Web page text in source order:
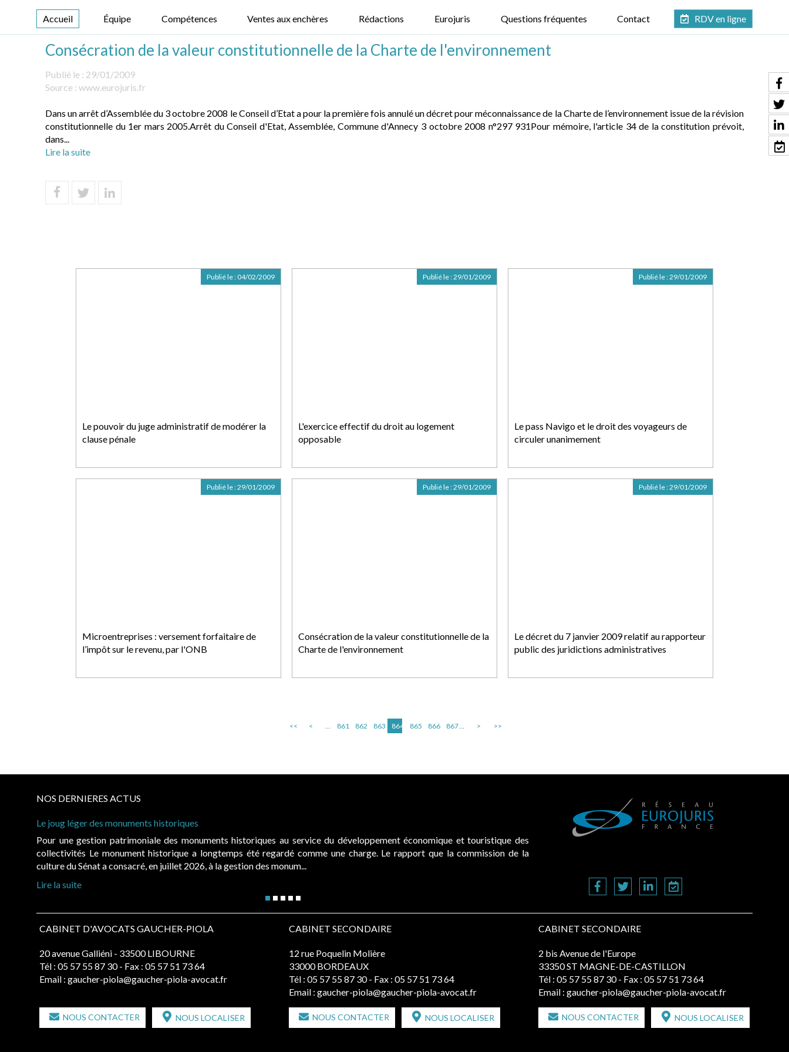
Accueil Équipe Compétences Ventes aux enchères Rédactions Eurojuris Questions fréquentes Contact RDV en ligne
Consécration de la valeur constitutionnelle de la Charte de l'environnement
Publié le : 29/01/2009
Source : www.eurojuris.fr
Dans un arrêt d’Assemblée du 3 octobre 2008 le Conseil d’Etat a pour la première fois annulé un décret pour méconnaissance de la Charte de l’environnement issue de la révision
constitutionnelle du 1er mars 2005.Arrêt du Conseil d'Etat, Assemblée, Commune d'Annecy 3 octobre 2008 n°297 931Pour mémoire, l'article 34 de la constitution prévoit,
dans...
Lire la suite
Le pouvoir du juge administratif de modérer la
clause pénale
Publié le : 04/02/2009
L'exercice effectif du droit au logement
opposable
Publié le :29/01/2009
Le pass Navigo et le droit des voyageurs de
circuler unanimement
Publié le :29/01/2009
Microentreprises : versement forfaitaire de
l’impôt sur le revenu, par l'ONB
Publié le :29/01/2009
Consécration de la valeur constitutionnelle de la
Charte de l'environnement
Publié le :29/01/2009
Le décret du 7 janvier 2009 relatif au rapporteur
public des juridictions administratives
Publié le :29/01/2009
<< < ... 861 862 863 864 865 866 867... > >>
NOS DERNIERES ACTUS
Le joug léger des monuments historiques
Pour une gestion patrimoniale des monuments historiques au service du développement économique et touristique des
collectivités Le monument historique a longtemps été regardé comme une charge. Le rapport que la commission de la
culture du Sénat a consacré, en juillet 2026, à la gestion des monum...
Lire la suite
CABINET D'AVOCATS GAUCHER-PIOLA
20 avenue Galliéni - 33500 LIBOURNE
Tél : 05 57 55 87 30 - Fax : 05 57 51 73 64
Email : gaucher-piola@gaucher-piola-avocat.fr
NOUS CONTACTER NOUS LOCALISER
CABINET SECONDAIRE
12 rue Poquelin Molière
33000 BORDEAUX
Tél : 05 57 55 87 30 - Fax : 05 57 51 73 64
Email : gaucher-piola@gaucher-piola-avocat.fr
NOUS CONTACTER NOUS LOCALISER
CABINET SECONDAIRE
2 bis Avenue de l'Europe
33350 ST MAGNE-DE-CASTILLON
Tél : 05 57 55 87 30 - Fax : 05 57 51 73 64
Email : gaucher-piola@gaucher-piola-avocat.fr
NOUS CONTACTER NOUS LOCALISER